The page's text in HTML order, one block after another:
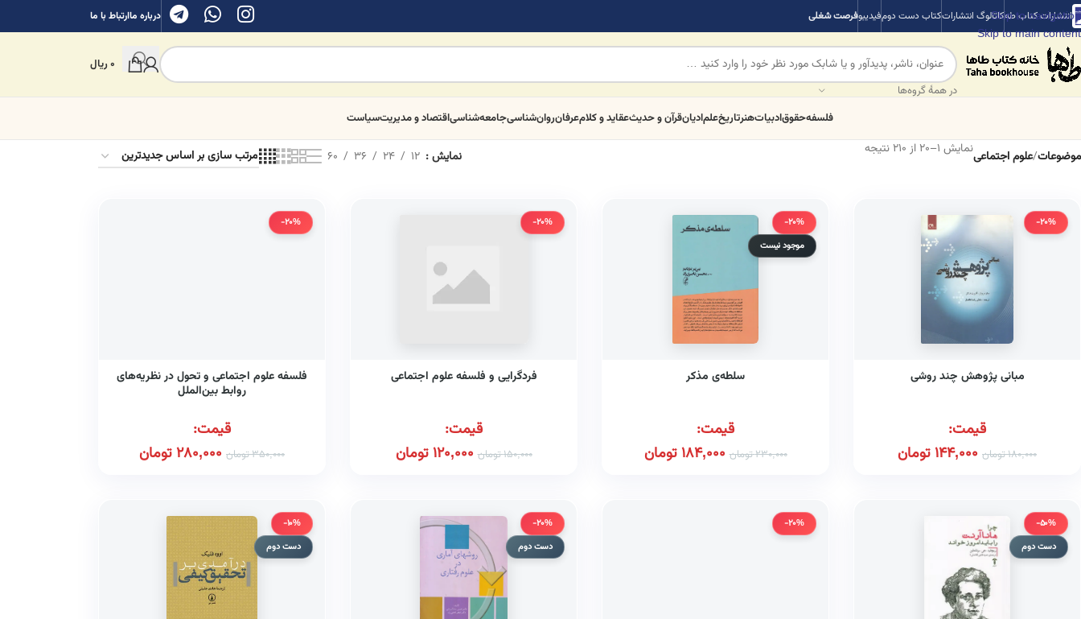
Skip to navigation
Skip to main content
انتشارات کتاب طهکاتالوگ انتشاراتکتاب دست دومفیدیبوفرصت شغلی درباره ماارتباط با ما
در همهٔ گروه‌ها
0ریال
فلسفهحقوقادبیاتهنرتاریخعلمادیانقرآن و حدیثعقاید و کلامعرفانروان‌شناسیجامعه‌شناسیاقتصاد و مدیریتسیاست
موضوعات/علوم اجتماعینمایش 1–20 از 210 نتیجه نمایش 12
24
36
60
-20%
مبانی پژوهش چند روشی
قیمت:
180,000تومان 144,000تومان
-20%
موجود نیست
سلطه‌ی مذکر
قیمت:
230,000تومان 184,000تومان
-20%
فردگرایی و فلسفه علوم اجتماعی
قیمت:
150,000تومان 120,000تومان
-20%
فلسفه علوم اجتماعی و تحول در نظریه‎‌های
روابط بین‌الملل
قیمت:
350,000تومان 280,000تومان
-50%
دست دوم
-20%
-20%
دست دوم
-10%
دست دوم